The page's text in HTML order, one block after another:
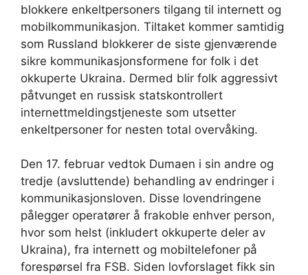
blokkere enkeltpersoners tilgang til internett og
mobilkommunikasjon. Tiltaket kommer samtidig
som Russland blokkerer de siste gjenværende
sikre kommunikasjonsformene for folk i det
okkuperte Ukraina. Dermed blir folk aggressivt
påtvunget en russisk statskontrollert
internettmeldingstjeneste som utsetter
enkeltpersoner for nesten total overvåking.
Den 17. februar vedtok Dumaen i sin andre og
tredje (avsluttende) behandling av endringer i
kommunikasjonsloven. Disse lovendringene
pålegger operatører å frakoble enhver person,
hvor som helst (inkludert okkuperte deler av
Ukraina), fra internett og mobiltelefoner på
forespørsel fra FSB. Siden lovforslaget fikk sin